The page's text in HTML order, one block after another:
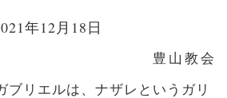
年12月18日
豊山教会
ブリエルは、ナザレというガリ